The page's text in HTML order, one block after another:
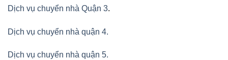
Dịch vụ chuyển nhà Quận 3.
Dịch vụ chuyển nhà quận 4.
Dịch vụ chuyển nhà quận 5.